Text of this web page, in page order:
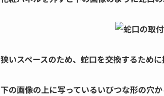
狭いスペースのため、蛇口を交換するため
下の画像の上に写っているいびつな形の穴